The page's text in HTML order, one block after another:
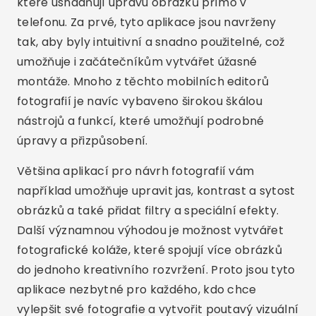
telefonu. Za prvé, tyto aplikace jsou navrženy
tak, aby byly intuitivní a snadno použitelné, což
umožňuje i začátečníkům vytvářet úžasné
montáže. Mnoho z těchto mobilních editorů
fotografií je navíc vybaveno širokou škálou
nástrojů a funkcí, které umožňují podrobné
úpravy a přizpůsobení.
Většina aplikací pro návrh fotografií vám
například umožňuje upravit jas, kontrast a sytost
obrázků a také přidat filtry a speciální efekty.
Další významnou výhodou je možnost vytvářet
fotografické koláže, které spojují více obrázků
do jednoho kreativního rozvržení. Proto jsou tyto
aplikace nezbytné pro každého, kdo chce
vylepšit své fotografie a vytvořit poutavý vizuální